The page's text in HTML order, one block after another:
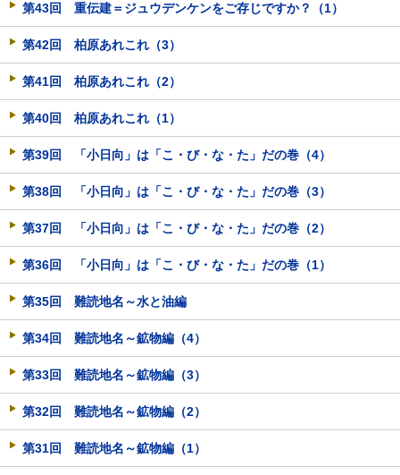
第43回 重伝建＝ジュウデンケンをご存じですか？（1）
第42回 柏原あれこれ（3）
第41回 柏原あれこれ（2）
第40回 柏原あれこれ（1）
第39回 「小日向」は「こ・び・な・た」だの巻（4）
第38回 「小日向」は「こ・び・な・た」だの巻（3）
第37回 「小日向」は「こ・び・な・た」だの巻（2）
第36回 「小日向」は「こ・び・な・た」だの巻（1）
第35回 難読地名～水と油編
第34回 難読地名～鉱物編（4）
第33回 難読地名～鉱物編（3）
第32回 難読地名～鉱物編（2）
第31回 難読地名～鉱物編（1）